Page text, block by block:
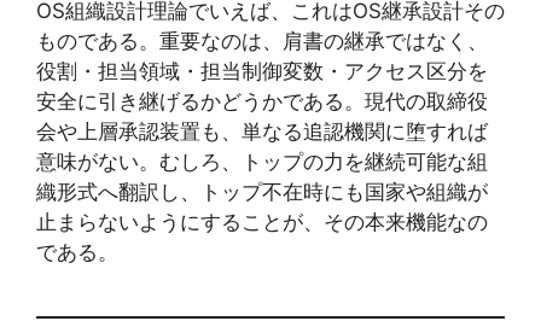
OS組織設計理論でいえば、これはOS継承設計その
ものである。重要なのは、肩書の継承ではなく、
役割・担当領域・担当制御変数・アクセス区分を
安全に引き継げるかどうかである。現代の取締役
会や上層承認装置も、単なる追認機関に堕すれば
意味がない。むしろ、トップの力を継続可能な組
織形式へ翻訳し、トップ不在時にも国家や組織が
止まらないようにすることが、その本来機能なの
である。